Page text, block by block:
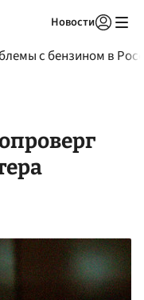
Новости
с бензином в